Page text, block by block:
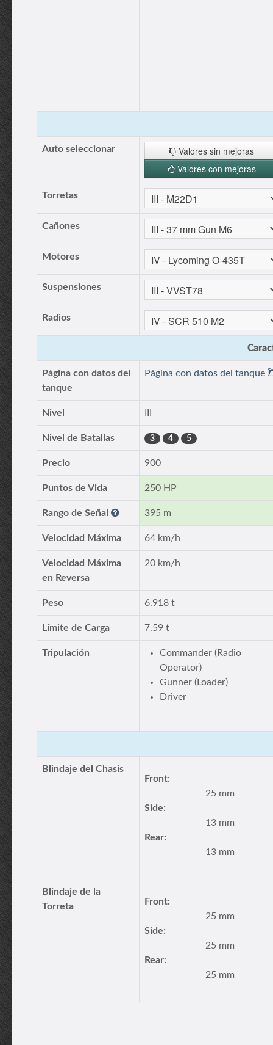
Auto seleccionar
Valores sin mejoras
Valores con mejoras
Torretas
Cañones
Motores
Suspensiones
Radios
Página con datos del
tanque
Página con datos del tanque
Nivel
Nivel de Batallas 3 4 5
Precio 900
Puntos de Vida 250 HP
Rango de Señal 395 m
Velocidad Máxima 64 km/h
Velocidad Máxima
en Reversa
20 km/h
Peso 6.918 t
Límite de Carga 7.59 t
Tripulación
Commander (Radio
Operator)
Gunner (Loader)
Driver
Blindaje del Chasis
Front:
25 mm
Side:
13 mm
Rear:
13 mm
Blindaje de la
Torreta
Front:
25 mm
Side:
25 mm
Rear:
25 mm